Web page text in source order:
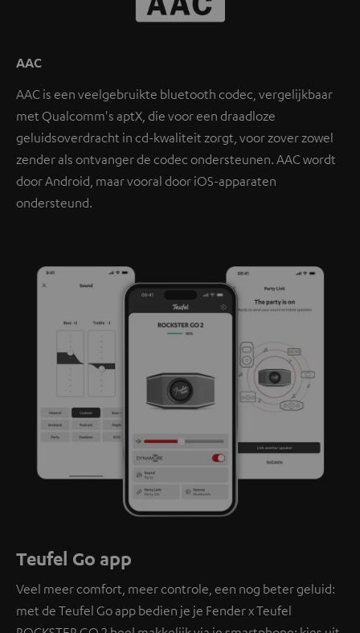
AAC
AAC is een veelgebruikte bluetooth codec, vergelijkbaar
met Qualcomm's aptX, die voor een draadloze
geluidsoverdracht in cd-kwaliteit zorgt, voor zover zowel
zender als ontvanger de codec ondersteunen. AAC wordt
door Android, maar vooral door iOS-apparaten
ondersteund.
Teufel Go app
Veel meer comfort, meer controle, een nog beter geluid:
met de Teufel Go app bedien je je Fender x Teufel